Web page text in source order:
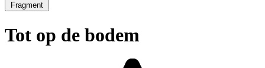
Fragment
Tot op de bodem